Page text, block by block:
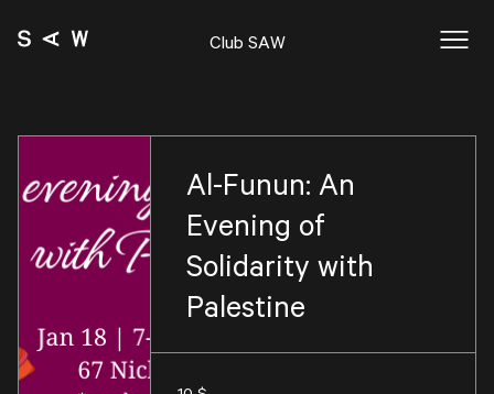
Club SAW
Al-Funun: An
Evening of
Solidarity with
Palestine